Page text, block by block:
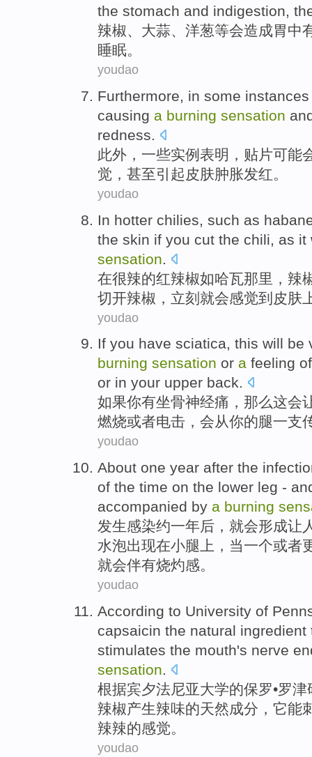
the stomach and indigestion,
辣椒、 大蒜、 洋葱等会造成胃中
睡眠。
youdao
Furthermore, in some
causing a burning sensation
redness.
此外 ， 一些实例 表明， 贴片可能
觉 ， 甚至引起 皮肤肿胀发红。
youdao
In hotter chilies such as
the skin if you cut the chili , as it
sensation
在很辣的红辣椒如哈瓦那里，辣
切开辣椒 ，立刻 就会感觉到 皮肤
youdao
If you have sciatica, this will be
burning sensation or a feeling
or in your upper back.
如果你有坐骨神经痛，那么这会
燃烧或者电击 ，会从你的腿一支
youdao
About one year after the
of the time on the lower leg -
accompanied by a burning
发生感染约一年后 ，就会形成让
水泡出现在小腿上，当一个或者
就会伴有烧灼感。
youdao
According to University of
capsaicin the natural ingredient
stimulates the mouth's nerve
sensation.
根据宾夕法尼亚大学的保罗•罗津
辣椒产生辣味的天然成分 ，它能
辣辣的感觉。
youdao